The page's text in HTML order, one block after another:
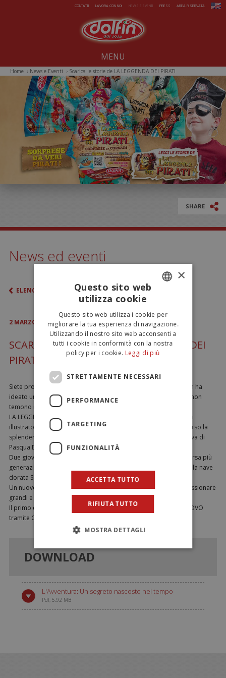
Salta al contenuto principaleCONTATTI LAVORA CON NOI NEWS E EVENTI PRESS AREA RISERVATA
Noi dal 1914
Dolcezze per tutto l'anno
Estate da gelare
Magie di Natale
Pasqua sorprendente
Iniziative Speciali
MENU
Home › News e Eventi › Scarica le storie de LA LEGGENDA DEI PIRATI
SHARE
News ed eventi
ELENCO
2 MARZO 2018
SCARICA LE STORIE DE LA LEGGENDA DEI
PIRATI
DOWNLOAD
L'Avventura: Un segreto nascosto nel tempo
Pdf, 5.92 MB
Siete pronti per una nuova avventura? La fucina creativa di Dolfin ha
ideato un nuovo fantastico mondo per bambini e bambine che non
temono il mare e amano andare alla ricerca di tesori nascosti!
LA LEGGENDA DEI PIRATI è una storia disegnata ad hoc dai nostri
illustratori che prende vita per la prima volta quest’anno attraverso la
splendente confezione e le mitiche sorprese delle omonime Uova di
Pasqua Dolfin.
Due giovani pirati John e Angelica uniti da un destino che attraversa più
generazioni di corsari, si lanciano in mille peripezie a bordo della nave
dorata Sailgold, alla ricerca del Tesoro dei tesori.
Un nuovo avventuroso Brand per ragazzi che promette di appassionare
grandi e piccoli sognatori.
Il primo episodio è scaricabile direttamente dal collarino dell’UOVO
tramite QR-Code o con un semplice
ENGLISH
×
Questo sito web
utilizza cookie
Questo sito web utilizza i cookie per
migliorare la tua esperienza di navigazione.
Utilizzando il nostro sito web acconsenti a
tutti i cookie in conformità con la nostra
policy per i cookie. Leggi di più
STRETTAMENTE NECESSARI
PERFORMANCE
TARGETING
FUNZIONALITÀ
ACCETTA TUTTO
RIFIUTA TUTTO
MOSTRA DETTAGLI